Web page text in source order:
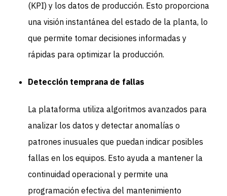
(KPI) y los datos de producción. Esto proporciona
una visión instantánea del estado de la planta, lo
que permite tomar decisiones informadas y
rápidas para optimizar la producción.
Detección temprana de fallas
La plataforma utiliza algoritmos avanzados para
analizar los datos y detectar anomalías o
patrones inusuales que puedan indicar posibles
fallas en los equipos. Esto ayuda a mantener la
continuidad operacional y permite una
programación efectiva del mantenimiento